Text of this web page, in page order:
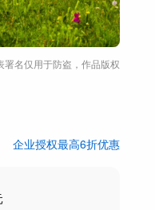
名仅用于防盗，作品版权
企业授权最高6折优惠